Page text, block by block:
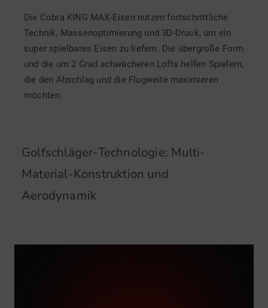
Die Cobra KING MAX-Eisen nutzen fortschrittliche
Technik, Massenoptimierung und 3D-Druck, um ein
super spielbares Eisen zu liefern. Die übergroße Form
und die um 2 Grad schwächeren Lofts helfen Spielern,
die den Abschlag und die Flugweite maximieren
möchten.
Golfschläger-Technologie: Multi-
Material-Konstruktion und
Aerodynamik